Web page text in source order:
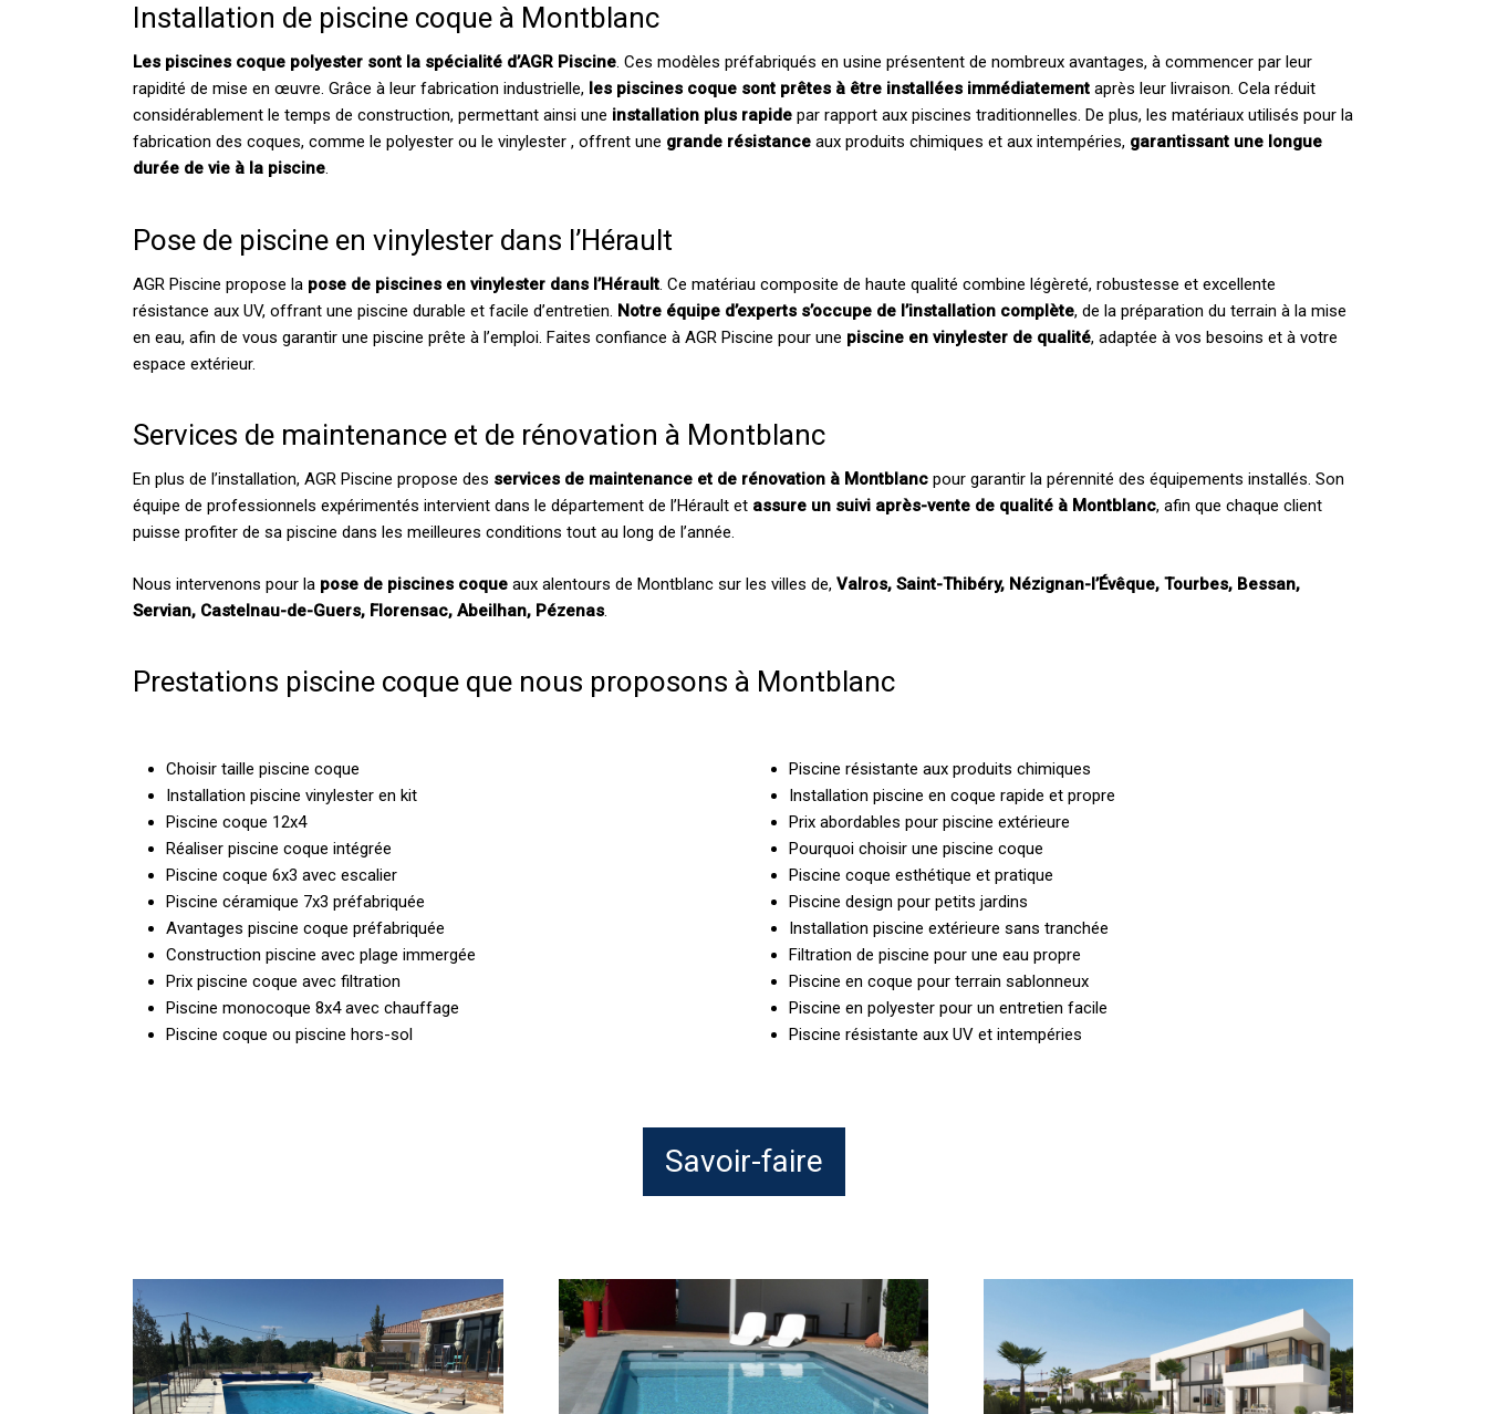
Installation de piscine coque à Montblanc
Les piscines coque polyester sont la spécialité d’AGR Piscine. Ces modèles préfabriqués en usine présentent de nombreux avantages, à commencer par leur
rapidité de mise en œuvre. Grâce à leur fabrication industrielle, les piscines coque sont prêtes à être installées immédiatement après leur livraison. Cela réduit
considérablement le temps de construction, permettant ainsi une installation plus rapide par rapport aux piscines traditionnelles. De plus, les matériaux utilisés pour la
fabrication des coques, comme le polyester ou le vinylester , offrent une grande résistance aux produits chimiques et aux intempéries, garantissant une longue
durée de vie à la piscine.
Pose de piscine en vinylester dans l’Hérault
AGR Piscine propose la pose de piscines en vinylester dans l’Hérault. Ce matériau composite de haute qualité combine légèreté, robustesse et excellente
résistance aux UV, offrant une piscine durable et facile d’entretien. Notre équipe d’experts s’occupe de l’installation complète, de la préparation du terrain à la mise
en eau, afin de vous garantir une piscine prête à l’emploi. Faites confiance à AGR Piscine pour une piscine en vinylester de qualité, adaptée à vos besoins et à votre
espace extérieur.
Services de maintenance et de rénovation à Montblanc
En plus de l’installation, AGR Piscine propose des services de maintenance et de rénovation à Montblanc pour garantir la pérennité des équipements installés. Son
équipe de professionnels expérimentés intervient dans le département de l’Hérault et assure un suivi après-vente de qualité à Montblanc, afin que chaque client
puisse profiter de sa piscine dans les meilleures conditions tout au long de l’année.
Nous intervenons pour la pose de piscines coque aux alentours de Montblanc sur les villes de,Valros, Saint-Thibéry, Nézignan-l’Évêque, Tourbes, Bessan,
Servian, Castelnau-de-Guers, Florensac, Abeilhan, Pézenas.
Prestations piscine coque que nous proposons à Montblanc
Choisir taille piscine coque
Installation piscine vinylester en kit
Piscine coque 12x4
Réaliser piscine coque intégrée
Piscine coque 6x3 avec escalier
Piscine céramique 7x3 préfabriquée
Avantages piscine coque préfabriquée
Construction piscine avec plage immergée
Prix piscine coque avec filtration
Piscine monocoque 8x4 avec chauffage
Piscine coque ou piscine hors-sol
Piscine résistante aux produits chimiques
Installation piscine en coque rapide et propre
Prix abordables pour piscine extérieure
Pourquoi choisir une piscine coque
Piscine coque esthétique et pratique
Piscine design pour petits jardins
Installation piscine extérieure sans tranchée
Filtration de piscine pour une eau propre
Piscine en coque pour terrain sablonneux
Piscine en polyester pour un entretien facile
Piscine résistante aux UV et intempéries
Savoir-faire
Vente
de
piscine
coque
dans
Piscine
coque
écologique
durable
de
piscine
dans